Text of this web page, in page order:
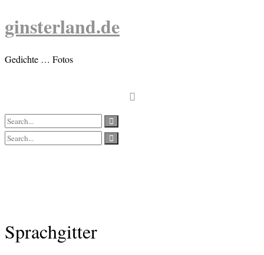
Skip
to
ginsterland.de
Gedichte … Fotos
Sprachgitter